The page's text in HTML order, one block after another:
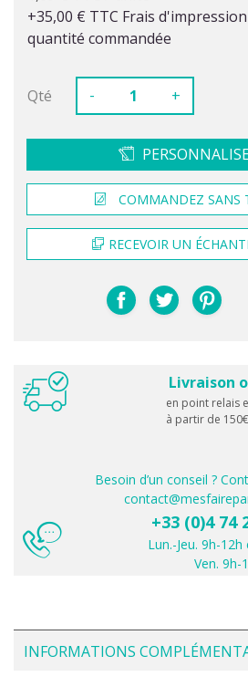
+35,00 € TTC Frais
quantité commandée
Qté - +
COMMANDEZ SANS
RECEVOIR UN
Livraison
en point relais
à partir de
Besoin d’un conseil ?
+33 (0)4 74
Lun.-Jeu. 9h-
Ven. 9h-
INFORMATIONS